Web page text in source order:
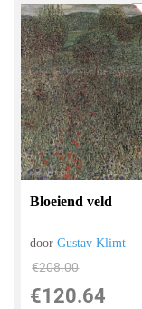
Bloeiend veld
doorGustav Klimt
€208.00
€120.64